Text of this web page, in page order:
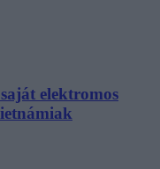
elektromos